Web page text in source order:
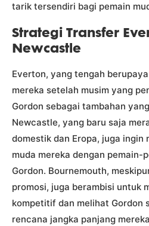
tarik tersendiri bagi pemain
Strategi Transfer
Newcastle
Everton, yang tengah
mereka setelah musim yang
Gordon sebagai tambahan
Newcastle, yang baru saja
domestik dan Eropa, juga ingin
muda mereka dengan pemain-
Gordon. Bournemouth,
promosi, juga berambisi untuk
kompetitif dan melihat Gordon
rencana jangka panjang